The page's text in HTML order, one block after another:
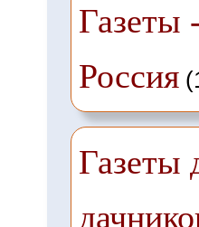
Газеты
Россия
Газеты